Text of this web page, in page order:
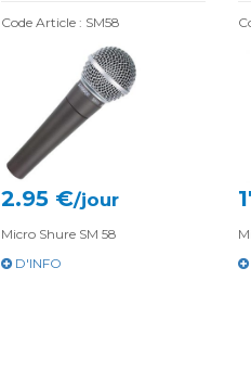
Code Article : SM58
2.95 €/jour
Micro Shure SM 58
D'INFO